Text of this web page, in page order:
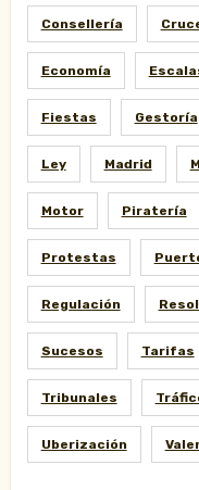
Consellería
Economía
Fiestas Gestoría
Ley Madrid
Motor Piratería
Protestas
Regulación
Sucesos Tarifas
Tribunales
Uberización